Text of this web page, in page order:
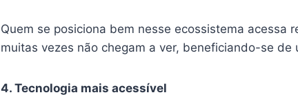
Quem se posiciona bem nesse ecossistema acessa
muitas vezes não chegam a ver, beneficiando-se de
4. Tecnologia mais acessível